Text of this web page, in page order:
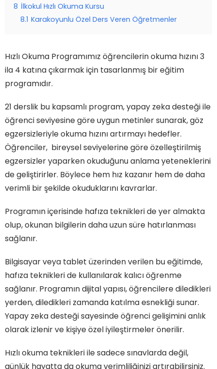
8 İlkokul Hızlı Okuma Kursu
8.1 Karakoyunlu Özel Ders Veren Öğretmenler
Hızlı Okuma Programımız öğrencilerin okuma hızını 3
ila 4 katına çıkarmak için tasarlanmış bir eğitim
programıdır.
21 derslik bu kapsamlı program, yapay zeka desteği ile
öğrenci seviyesine göre uygun metinler sunarak, göz
egzersizleriyle okuma hızını artırmayı hedefler.
Öğrenciler, bireysel seviyelerine göre özelleştirilmiş
egzersizler yaparken okuduğunu anlama yeteneklerini
de geliştirirler. Böylece hem hız kazanır hem de daha
verimli bir şekilde okuduklarını kavrarlar.
Programın içerisinde hafıza teknikleri de yer almakta
olup, okunan bilgilerin daha uzun süre hatırlanması
sağlanır.
Bilgisayar veya tablet üzerinden verilen bu eğitimde,
hafıza teknikleri de kullanılarak kalıcı öğrenme
sağlanır. Programın dijital yapısı, öğrencilere diledikleri
yerden, diledikleri zamanda katılma esnekliği sunar.
Yapay zeka desteği sayesinde öğrenci gelişimini anlık
olarak izlenir ve kişiye özel iyileştirmeler önerilir.
Hızlı okuma teknikleri ile sadece sınavlarda değil,
günlük hayatta da okuma verimliliğinizi artırabilirsiniz.